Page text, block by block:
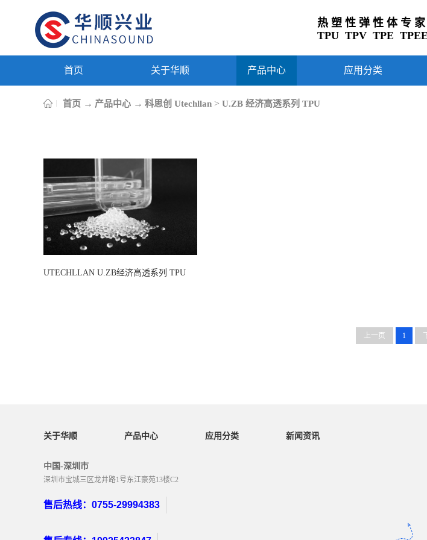
热 塑 性 弹 性 体 专 家
TPU TPV TPE TPEE
首页 关于华顺 产品中心 应用分类
首页 → 产品中心 → 科思创 Utechllan > U.ZB 经济高透系列 TPU
UTECHLLAN U.ZB经济高透系列 TPU
上一页 1
关于华顺 产品中心 应用分类 新闻资讯
中国-深圳市
深圳市宝城三区龙井路1号东江豪苑13楼C2
售后热线：0755-29994383